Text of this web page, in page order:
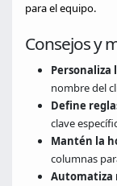
para el equipo.
Consejos y
Personaliza
nombre del
Define
clave
Mantén la
columnas
Automatiza